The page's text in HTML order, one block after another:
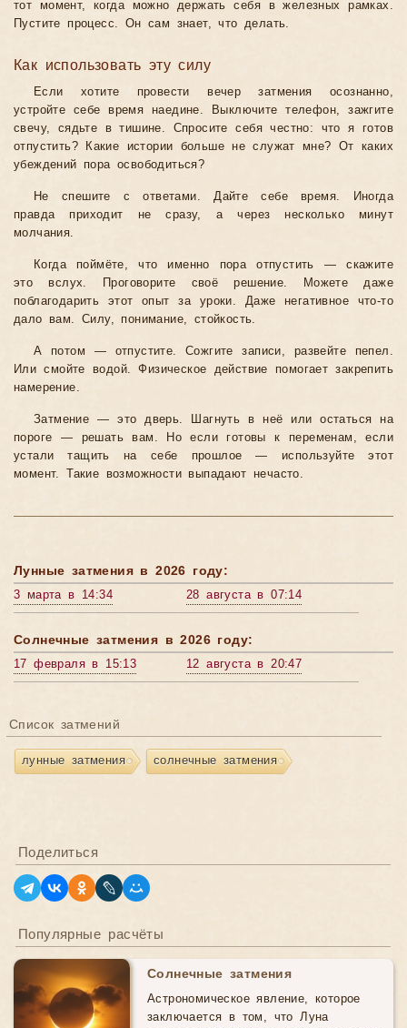
тот момент, когда можно держать себя в железных рамках.
Пустите процесс. Он сам знает, что делать.
Как использовать эту силу
Если хотите провести вечер затмения осознанно,
устройте себе время наедине. Выключите телефон, зажгите
свечу, сядьте в тишине. Спросите себя честно: что я готов
отпустить? Какие истории больше не служат мне? От каких
убеждений пора освободиться?
Не спешите с ответами. Дайте себе время. Иногда
правда приходит не сразу, а через несколько минут
молчания.
Когда поймёте, что именно пора отпустить — скажите
это вслух. Проговорите своё решение. Можете даже
поблагодарить этот опыт за уроки. Даже негативное что-то
дало вам. Силу, понимание, стойкость.
А потом — отпустите. Сожгите записи, развейте пепел.
Или смойте водой. Физическое действие помогает закрепить
намерение.
Затмение — это дверь. Шагнуть в неё или остаться на
пороге — решать вам. Но если готовы к переменам, если
устали тащить на себе прошлое — используйте этот
момент. Такие возможности выпадают нечасто.
Лунные затмения в 2026 году:
3 марта в 14:34 28 августа в 07:14
Солнечные затмения в 2026 году:
17 февраля в 15:13 12 августа в 20:47
Список затмений
лунные затмения солнечные затмения
Поделиться
Популярные расчёты
Солнечные затмения
Астрономическое явление, которое
заключается в том, что Луна